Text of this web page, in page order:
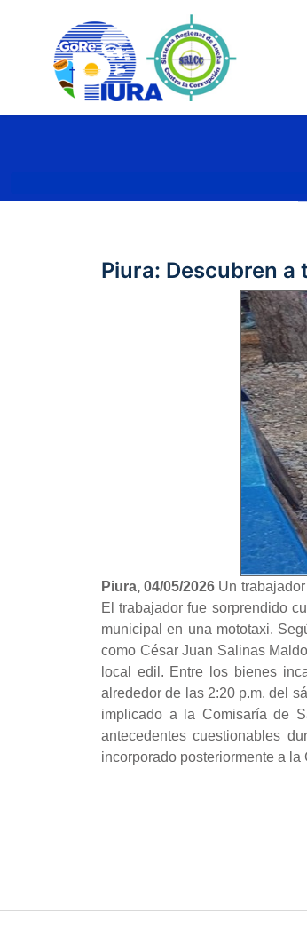
Piura: Descubren
Piura, 04/05/2026 Un
El trabajador fue sorprendido
municipal en una mototaxi.
como César Juan Salinas
local edil. Entre los bienes
alrededor de las 2:20 p.m. del
implicado a la Comisaría de
antecedentes cuestionables
incorporado posteriormente a